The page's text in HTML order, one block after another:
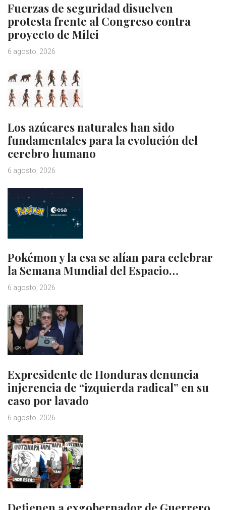
Fuerzas de seguridad disuelven
protesta frente al Congreso contra
proyecto de Milei
6 agosto, 2026
Los azúcares naturales han sido
fundamentales para la evolución del
cerebro humano
6 agosto, 2026
Pokémon y la esa se alían para celebrar
la Semana Mundial del Espacio…
6 agosto, 2026
Expresidente de Honduras denuncia
injerencia de “izquierda radical” en su
caso por lavado
6 agosto, 2026